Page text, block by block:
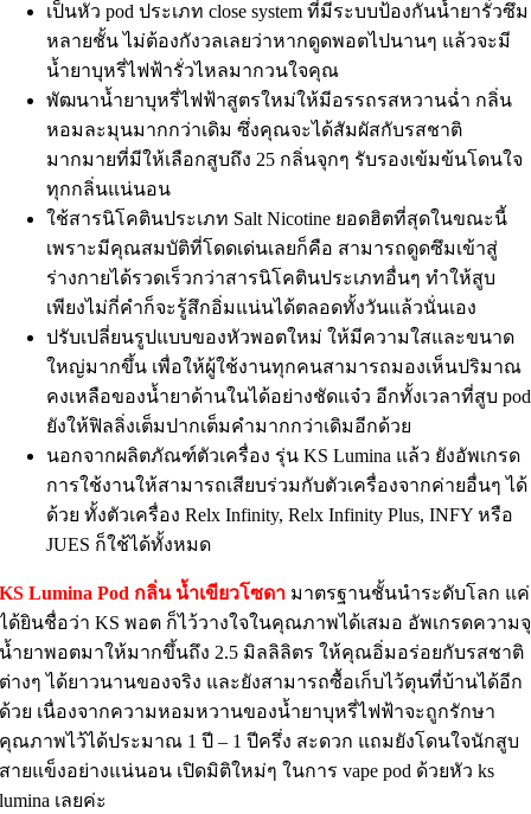
เป็นหัว pod ประเภท close system ที่มีระบบป้องกันน้ำยารั่วซึม
หลายชั้น ไม่ต้องกังวลเลยว่าหากดูดพอตไปนานๆ แล้วจะมี
น้ำยาบุหรี่ไฟฟ้ารั่วไหลมากวนใจคุณ
พัฒนาน้ำยาบุหรี่ไฟฟ้าสูตรใหม่ให้มีอรรถรสหวานฉ่ำ กลิ่น
หอมละมุนมากกว่าเดิม ซึ่งคุณจะได้สัมผัสกับรสชาติ
มากมายที่มีให้เลือกสูบถึง 25 กลิ่นจุกๆ รับรองเข้มข้นโดนใจ
ทุกกลิ่นแน่นอน
ใช้สารนิโคตินประเภท Salt Nicotine ยอดฮิตที่สุดในขณะนี้
เพราะมีคุณสมบัติที่โดดเด่นเลยก็คือ สามารถดูดซึมเข้าสู่
ร่างกายได้รวดเร็วกว่าสารนิโคตินประเภทอื่นๆ ทำให้สูบ
เพียงไม่กี่คำก็จะรู้สึกอิ่มแน่นได้ตลอดทั้งวันแล้วนั่นเอง
ปรับเปลี่ยนรูปแบบของหัวพอตใหม่ ให้มีความใสและขนาด
ใหญ่มากขึ้น เพื่อให้ผู้ใช้งานทุกคนสามารถมองเห็นปริมาณ
คงเหลือของน้ำยาด้านในได้อย่างชัดแจ๋ว อีกทั้งเวลาที่สูบ pod
ยังให้ฟิลลิ่งเต็มปากเต็มคำมากกว่าเดิมอีกด้วย
นอกจากผลิตภัณฑ์ตัวเครื่อง รุ่น KS Lumina แล้ว ยังอัพเกรด
การใช้งานให้สามารถเสียบร่วมกับตัวเครื่องจากค่ายอื่นๆ ได้
ด้วย ทั้งตัวเครื่อง Relx Infinity, Relx Infinity Plus, INFY หรือ
JUES ก็ใช้ได้ทั้งหมด
KS Lumina Pod กลิ่น น้ำเขียวโซดา มาตรฐานชั้นนำระดับโลก แค่
ได้ยินชื่อว่า KS พอต ก็ไว้วางใจในคุณภาพได้เสมอ อัพเกรดความจุ
น้ำยาพอตมาให้มากขึ้นถึง 2.5 มิลลิลิตร ให้คุณอิ่มอร่อยกับรสชาติ
ต่างๆ ได้ยาวนานของจริง และยังสามารถซื้อเก็บไว้ตุนที่บ้านได้อีก
ด้วย เนื่องจากความหอมหวานของน้ำยาบุหรี่ไฟฟ้าจะถูกรักษา
คุณภาพไว้ได้ประมาณ 1 ปี – 1 ปีครึ่ง สะดวก แถมยังโดนใจนักสูบ
สายแข็งอย่างแน่นอน เปิดมิติใหม่ๆ ในการ vape pod ด้วยหัว ks
lumina เลยค่ะ